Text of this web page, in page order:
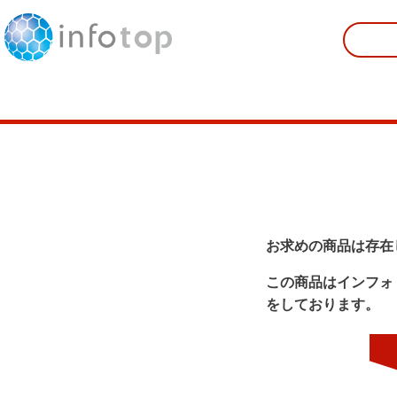
お求めの商品は存
この商品はインフ
をしております。